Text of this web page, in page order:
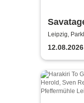
Leipzig,
12.08.2026